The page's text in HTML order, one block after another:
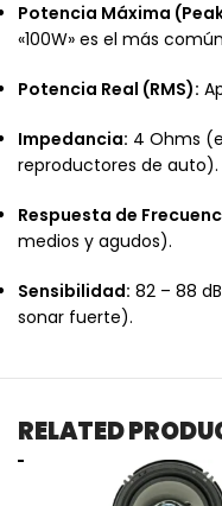
Potencia Máxima
«100W» es el más
Potencia Real (RMS):
Impedancia: 4 Ohms
reproductores de auto).
Respuesta de
medios y agudos).
Sensibilidad: 82 – 88
sonar fuerte).
RELATED